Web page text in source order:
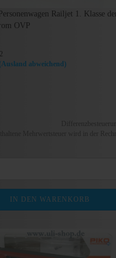
Railjet 1. Klasse
OVP
(Ausland abweichend)
Mehrwertsteuer wird in der
IN DEN WARENKORB